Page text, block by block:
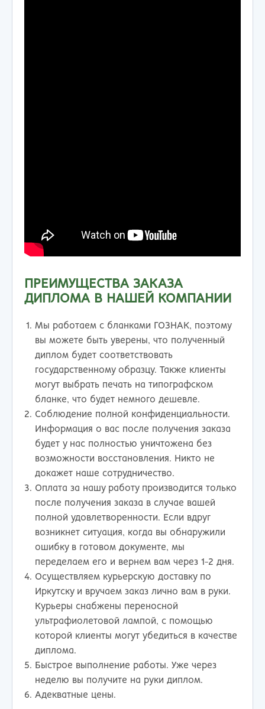
ПРЕИМУЩЕСТВА ЗАКАЗА
ДИПЛОМА В НАШЕЙ КОМПАНИИ
Мы работаем с бланками ГОЗНАК, поэтому
вы можете быть уверены, что полученный
диплом будет соответствовать
государственному образцу. Также клиенты
могут выбрать печать на типографском
бланке, что будет немного дешевле.
Соблюдение полной конфиденциальности.
Информация о вас после получения заказа
будет у нас полностью уничтожена без
возможности восстановления. Никто не
докажет наше сотрудничество.
Оплата за нашу работу производится только
после получения заказа в случае вашей
полной удовлетворенности. Если вдруг
возникнет ситуация, когда вы обнаружили
ошибку в готовом документе, мы
переделаем его и вернем вам через 1-2 дня.
Осуществляем курьерскую доставку по
Иркутску и вручаем заказ лично вам в руки.
Курьеры снабжены переносной
ультрафиолетовой лампой, с помощью
которой клиенты могут убедиться в качестве
диплома.
Быстрое выполнение работы. Уже через
неделю вы получите на руки диплом.
Адекватные цены.